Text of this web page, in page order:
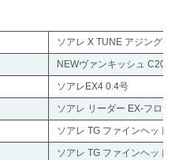
ソアレ X TUNE アジング
NEWヴァンキッシュ
ソアレEX4 0.4号
ソアレ リーダー EX-フロロ
ソアレ TG ファインヘッド
ソアレ TG ファインヘッド